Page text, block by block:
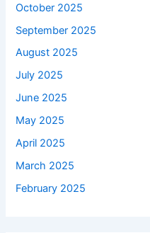
October 2025
September 2025
August 2025
July 2025
June 2025
May 2025
April 2025
March 2025
February 2025